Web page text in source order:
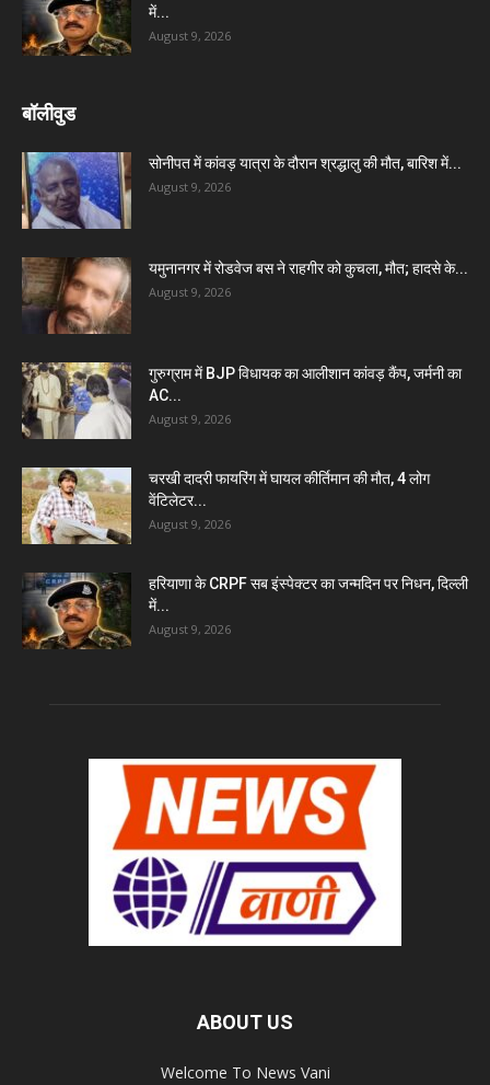
में...
August 9, 2026
बॉलीवुड
सोनीपत में कांवड़ यात्रा के दौरान श्रद्धालु की मौत, बारिश में...
August 9, 2026
यमुनानगर में रोडवेज बस ने राहगीर को कुचला, मौत; हादसे के...
August 9, 2026
गुरुग्राम में BJP विधायक का आलीशान कांवड़ कैंप, जर्मनी का
AC...
August 9, 2026
चरखी दादरी फायरिंग में घायल कीर्तिमान की मौत, 4 लोग
वेंटिलेटर...
August 9, 2026
हरियाणा के CRPF सब इंस्पेक्टर का जन्मदिन पर निधन, दिल्ली
में...
August 9, 2026
ABOUT US
Welcome To News Vani